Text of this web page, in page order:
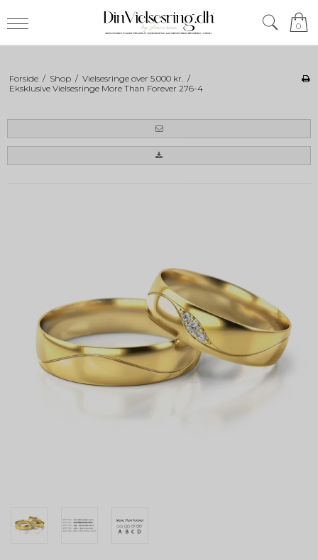
0
Forside / Shop / Vielsesringe over 5.000 kr. /
Eksklusive Vielsesringe More Than Forever 276-4